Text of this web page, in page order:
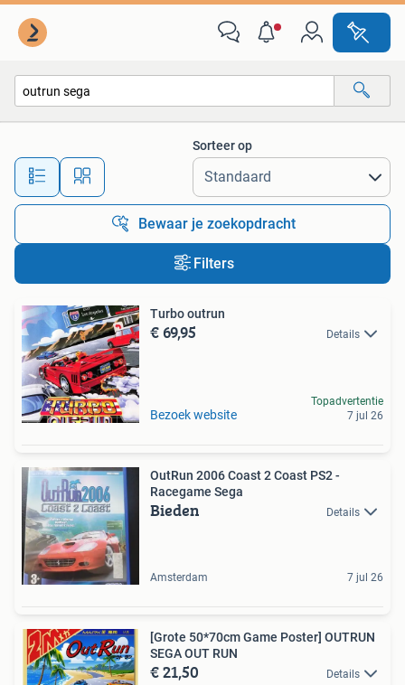
Alle afstanden…
Sorteer op
Bewaar je zoekopdracht
Filters
Turbo outrun
€ 69,95 Details
Bezoek website
Topadvertentie
7 jul 26
OutRun 2006 Coast 2 Coast PS2 -
Racegame Sega
Bieden Details
Amsterdam 7 jul 26
[Grote 50*70cm Game Poster] OUTRUN
SEGA OUT RUN
€ 21,50 Details